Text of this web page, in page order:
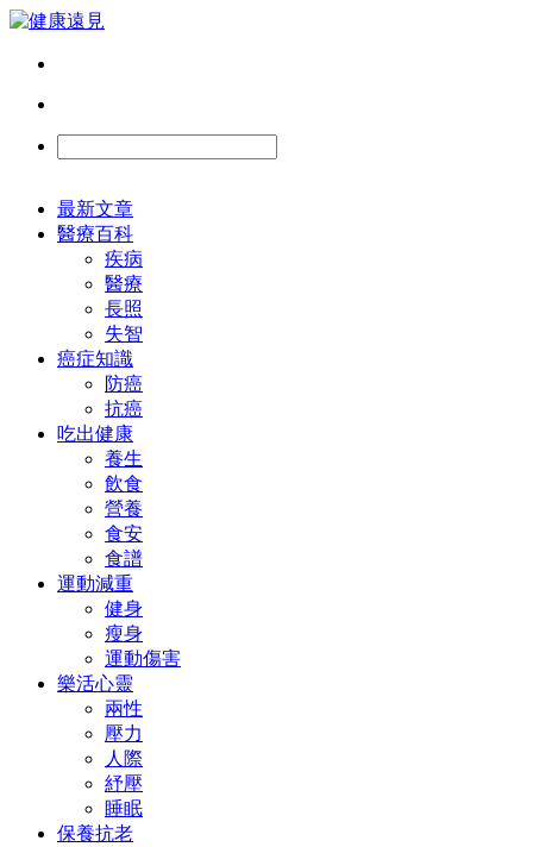
最新文章
醫療百科
疾病
醫療
長照
失智
癌症知識
防癌
抗癌
吃出健康
養生
飲食
營養
食安
食譜
運動減重
健身
瘦身
運動傷害
樂活心靈
兩性
壓力
人際
紓壓
睡眠
保養抗老